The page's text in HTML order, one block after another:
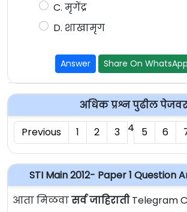
C. मृगेंद्र
D. शाखामृग
Answer Share On WhatsApp
अधिक प्रश्न पुढील
Previous
1 2 3 4 5 6
STI Main 2012- Paper 1 Question
आता मिळवासर्व जाहिरातीTelegram